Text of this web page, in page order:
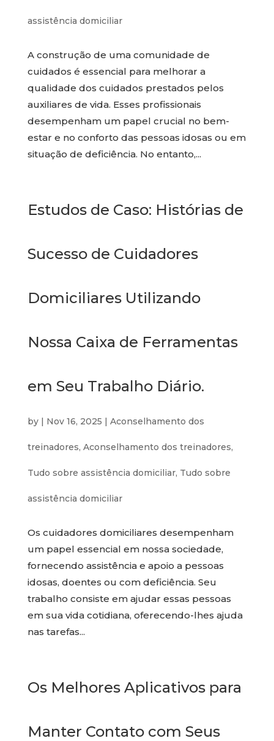
assistência domiciliar
A construção de uma comunidade de
cuidados é essencial para melhorar a
qualidade dos cuidados prestados pelos
auxiliares de vida. Esses profissionais
desempenham um papel crucial no bem-
estar e no conforto das pessoas idosas ou em
situação de deficiência. No entanto,...
Estudos de Caso: Histórias de
Sucesso de Cuidadores
Domiciliares Utilizando
Nossa Caixa de Ferramentas
em Seu Trabalho Diário.
by | Nov 16, 2025 | Aconselhamento dos
treinadores, Aconselhamento dos treinadores,
Tudo sobre assistência domiciliar, Tudo sobre
assistência domiciliar
Os cuidadores domiciliares desempenham
um papel essencial em nossa sociedade,
fornecendo assistência e apoio a pessoas
idosas, doentes ou com deficiência. Seu
trabalho consiste em ajudar essas pessoas
em sua vida cotidiana, oferecendo-lhes ajuda
nas tarefas...
Os Melhores Aplicativos para
Manter Contato com Seus